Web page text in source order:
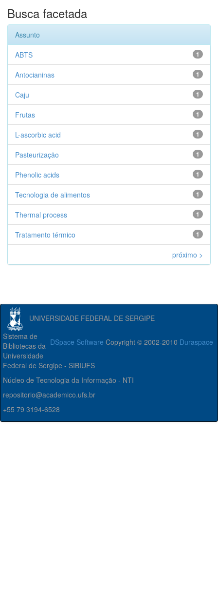
Busca facetada
Assunto
1
ABTS
1
Antocianinas
1
Caju
1
Frutas
1
L-ascorbic acid
1
Pasteurização
1
Phenolic acids
1
Tecnologia de alimentos
1
Thermal process
1
Tratamento térmico
próximo >
UNIVERSIDADE FEDERAL DE SERGIPE
DSpace Software Copyright © 2002-2010 Duraspace
Sistema de
Bibliotecas da
Universidade
Federal de Sergipe - SIBIUFS
Núcleo de Tecnologia da Informação - NTI
repositorio@academico.ufs.br
+55 79 3194-6528